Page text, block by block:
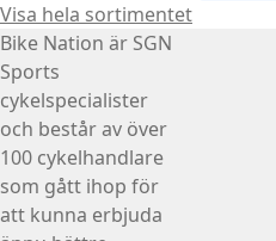
Visa hela sortimentet
Bike Nation är SGN
Sports
cykelspecialister
och består av över
100 cykelhandlare
som gått ihop för
att kunna erbjuda